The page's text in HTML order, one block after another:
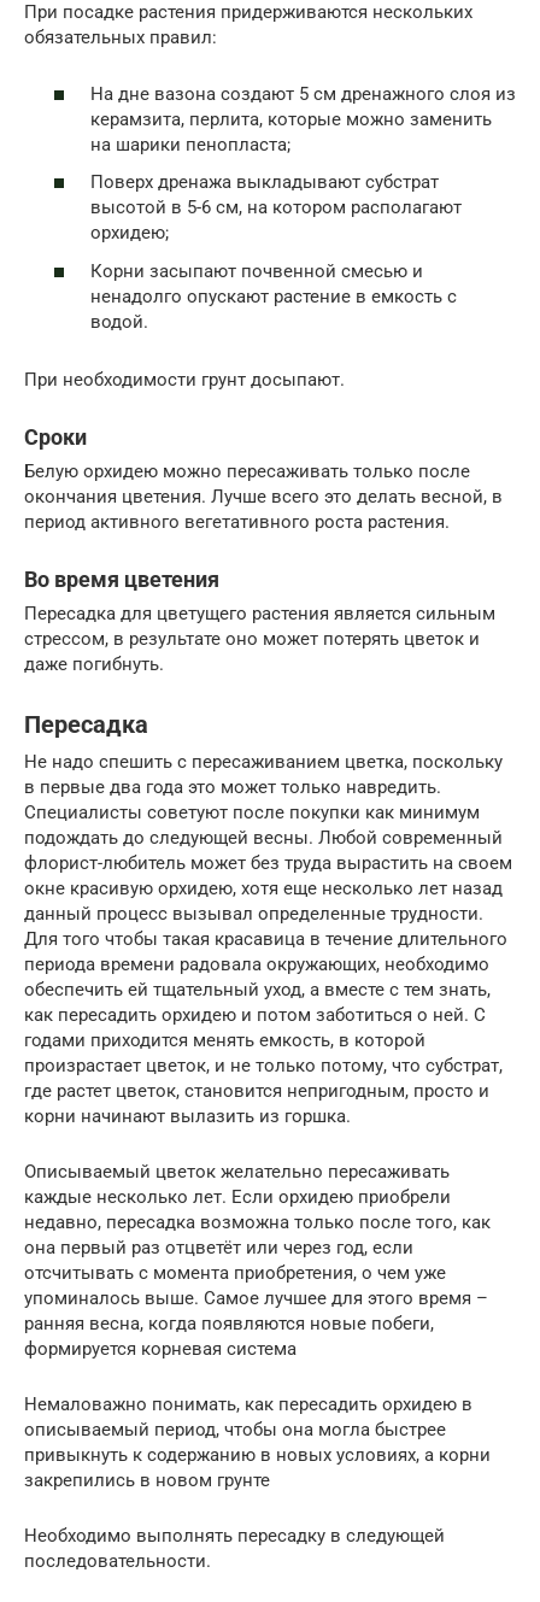
При посадке растения придерживаются нескольких
обязательных правил:
На дне вазона создают 5 см дренажного слоя из
керамзита, перлита, которые можно заменить
на шарики пенопласта;
Поверх дренажа выкладывают субстрат
высотой в 5-6 см, на котором располагают
орхидею;
Корни засыпают почвенной смесью и
ненадолго опускают растение в емкость с
водой.
При необходимости грунт досыпают.
Сроки
Белую орхидею можно пересаживать только после
окончания цветения. Лучше всего это делать весной, в
период активного вегетативного роста растения.
Во время цветения
Пересадка для цветущего растения является сильным
стрессом, в результате оно может потерять цветок и
даже погибнуть.
Пересадка
Не надо спешить с пересаживанием цветка, поскольку
в первые два года это может только навредить.
Специалисты советуют после покупки как минимум
подождать до следующей весны. Любой современный
флорист-любитель может без труда вырастить на своем
окне красивую орхидею, хотя еще несколько лет назад
данный процесс вызывал определенные трудности.
Для того чтобы такая красавица в течение длительного
периода времени радовала окружающих, необходимо
обеспечить ей тщательный уход, а вместе с тем знать,
как пересадить орхидею и потом заботиться о ней. С
годами приходится менять емкость, в которой
произрастает цветок, и не только потому, что субстрат,
где растет цветок, становится непригодным, просто и
корни начинают вылазить из горшка.
Описываемый цветок желательно пересаживать
каждые несколько лет. Если орхидею приобрели
недавно, пересадка возможна только после того, как
она первый раз отцветёт или через год, если
отсчитывать с момента приобретения, о чем уже
упоминалось выше. Самое лучшее для этого время –
ранняя весна, когда появляются новые побеги,
формируется корневая система
Немаловажно понимать, как пересадить орхидею в
описываемый период, чтобы она могла быстрее
привыкнуть к содержанию в новых условиях, а корни
закрепились в новом грунте
Необходимо выполнять пересадку в следующей
последовательности.